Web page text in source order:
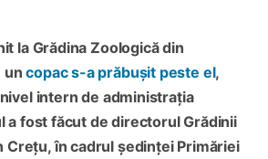
la Grădina Zoologică din
uncopac s-a prăbușit peste el,
intern de administrația
a fost făcut de directorul Grădinii
Crețu, în cadrul ședinței Primăriei